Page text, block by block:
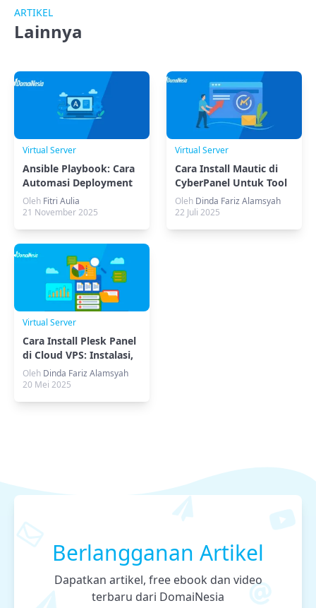
ARTIKEL
Lainnya
Virtual Server
Ansible Playbook: Cara
Automasi Deployment
Docker Secara Efisien
Oleh Fitri Aulia
21 November 2025
Virtual Server
Cara Install Mautic di
CyberPanel Untuk Tool
Marketing
Oleh Dinda Fariz Alamsyah
22 Juli 2025
Virtual Server
Cara Install Plesk Panel
di Cloud VPS: Instalasi,
Login & Setup Awal
Oleh Dinda Fariz Alamsyah
20 Mei 2025
Berlangganan Artikel
Dapatkan artikel, free ebook dan video
terbaru dari DomaiNesia